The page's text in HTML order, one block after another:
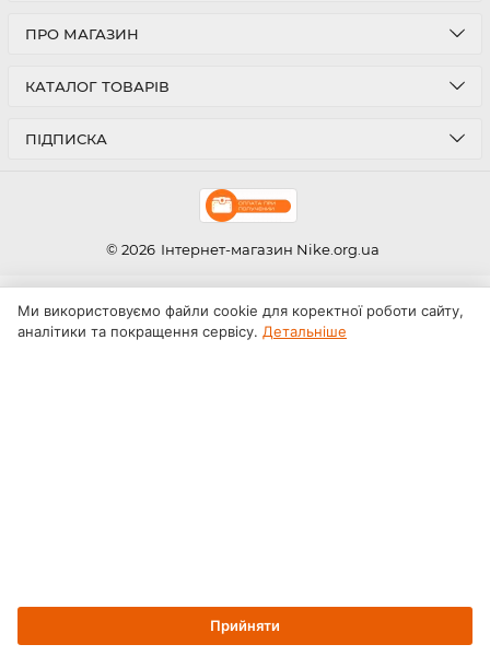
ПРО МАГАЗИН
КАТАЛОГ ТОВАРІВ
ПІДПИСКА
© 2026 Інтернет-магазин Nike.org.ua
Ми використовуємо файли cookie для коректної роботи сайту,
аналітики та покращення сервісу. Детальніше
Прийняти